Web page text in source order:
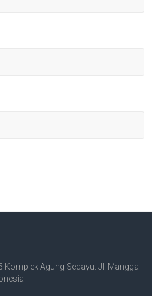
Komplek Agung Sedayu. Jl. Mangga